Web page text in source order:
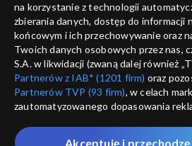
informacje o dostawcy usług
na korzystanie z technologii
zbierania danych, dostęp do informacji
końcowym i ich przechowywanie oraz
Twoich danych osobowych przez nas,
S.A. w likwidacji (zwaną dalej również
Partnerów z IAB* (1201 firm) oraz
Partnerów TVP (93 firm), w celach
zautomatyzowanego dopasowania
które wskazujemy poniżej, a także
Akceptuję i